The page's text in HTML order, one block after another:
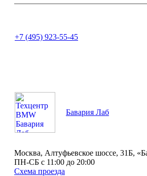
+7 (495) 923-55-45
Бавария Лаб
Москва, Алтуфьевское шоссе, 31Б,
ПН-СБ с 11:00 до 20:00
Схема проезда